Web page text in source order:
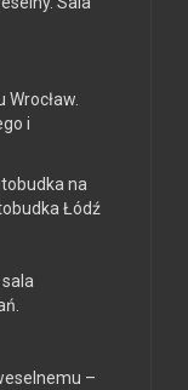
i
na
Łódź
–